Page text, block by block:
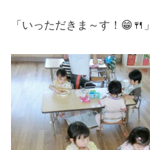
「いっただきま～す！😁🍴」